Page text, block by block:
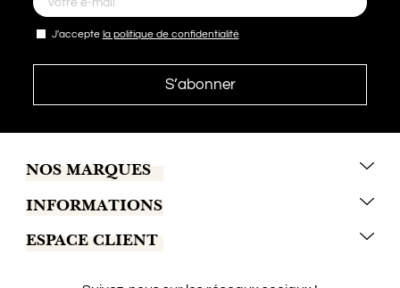
J'accepte la politique de confidentialité
NOS MARQUES
Marrakech Coffee
Tchaba
INFORMATIONS
C.G.V
ESPACE CLIENT
Contactez-nous